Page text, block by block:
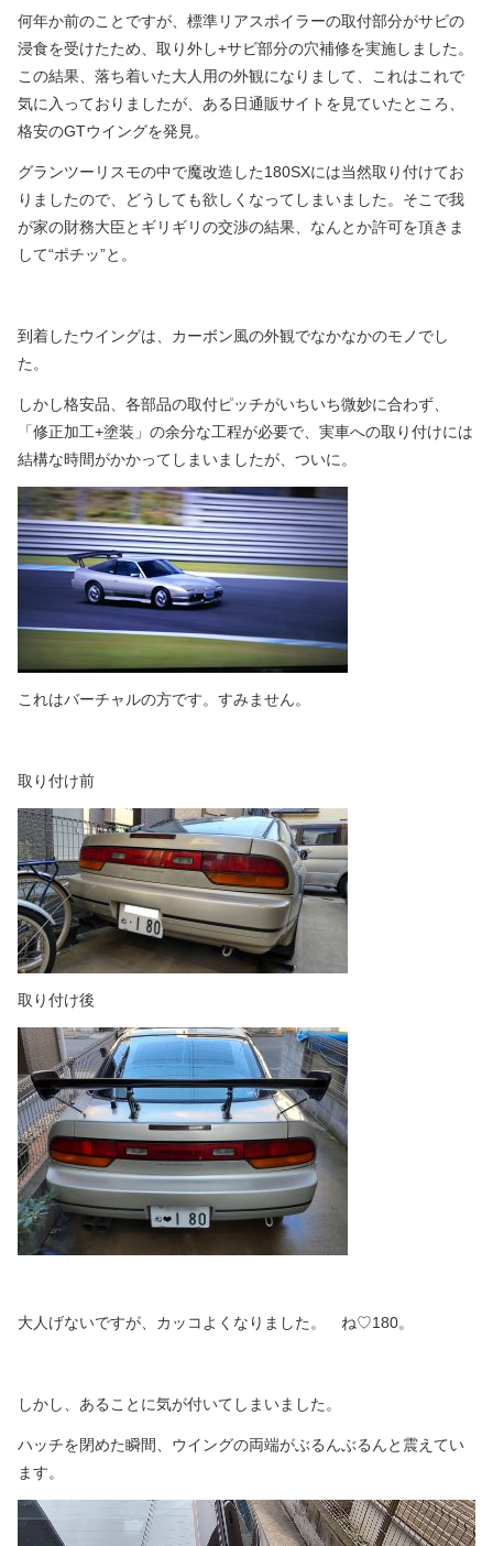
何年か前のことですが、標準リアスポイラーの取付部分がサビの
浸食を受けたため、取り外し+サビ部分の穴補修を実施しました。
この結果、落ち着いた大人用の外観になりまして、これはこれで
気に入っておりましたが、ある日通販サイトを見ていたところ、
格安のGTウイングを発見。
グランツーリスモの中で魔改造した180SXには当然取り付けてお
りましたので、どうしても欲しくなってしまいました。そこで我
が家の財務大臣とギリギリの交渉の結果、なんとか許可を頂きま
して“ポチッ”と。
到着したウイングは、カーボン風の外観でなかなかのモノでし
た。
しかし格安品、各部品の取付ピッチがいちいち微妙に合わず、
「修正加工+塗装」の余分な工程が必要で、実車への取り付けには
結構な時間がかかってしまいましたが、ついに。
これはバーチャルの方です。すみません。
取り付け前
取り付け後
大人げないですが、カッコよくなりました。 ね♡180。
しかし、あることに気が付いてしまいました。
ハッチを閉めた瞬間、ウイングの両端がぶるんぶるんと震えてい
ます。
動